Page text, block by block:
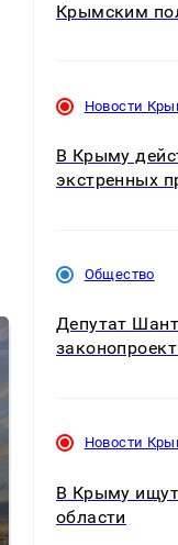
Крымским
Новости
В Крыму
экстренных
Общество
Депутат
Новости
В Крыму
области